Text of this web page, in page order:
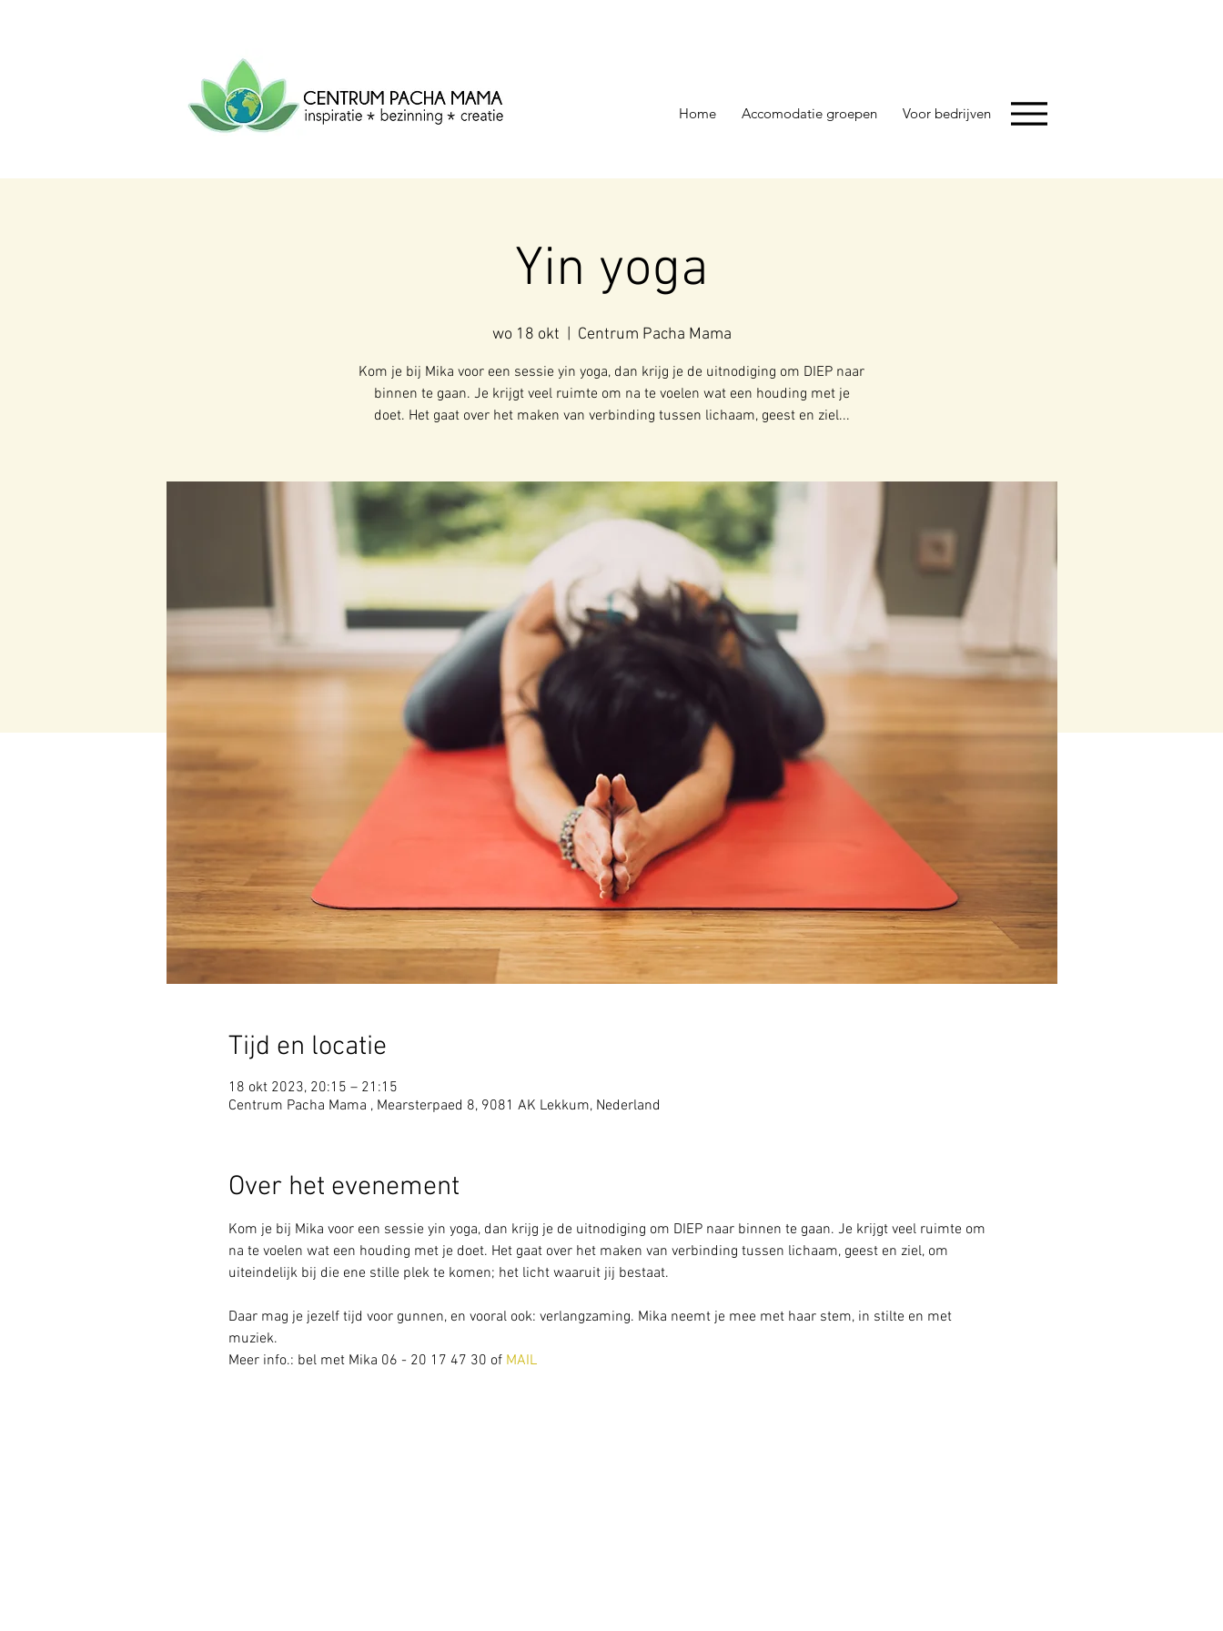
CENTRUM
PACHA
MAMA Centrum voor inspiratie, bezinning &
creatie.
Home Accomodatie groepen Voor bedrijven
Yin yoga
wo 18 okt Centrum Pacha Mama
Kom je bij Mika voor een sessie yin yoga, dan krijg je de uitnodiging om DIEP naar
binnen te gaan. Je krijgt veel ruimte om na te voelen wat een houding met je
doet. Het gaat over het maken van verbinding tussen lichaam, geest en ziel...
Tijd en locatie
18 okt 2023, 20:15 – 21:15
Centrum Pacha Mama , Mearsterpaed 8, 9081 AK Lekkum, Nederland
Over het evenement
Kom je bij Mika voor een sessie yin yoga, dan krijg je de uitnodiging om DIEP naar binnen te gaan. Je krijgt veel ruimte om
na te voelen wat een houding met je doet. Het gaat over het maken van verbinding tussen lichaam, geest en ziel, om
uiteindelijk bij die ene stille plek te komen; het licht waaruit jij bestaat.
Daar mag je jezelf tijd voor gunnen, en vooral ook: verlangzaming. Mika neemt je mee met haar stem, in stilte en met
muziek.
Meer info.: bel met Mika 06 - 20 17 47 30 of MAIL